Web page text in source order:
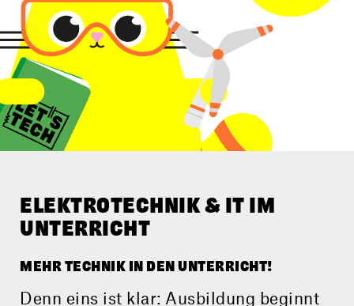
ELEKTRO­TECHNIK & IT IM
UNTERRICHT
MEHR TECHNIK IN DEN UNTERRICHT!
Denn eins ist klar: Ausbildung beginnt